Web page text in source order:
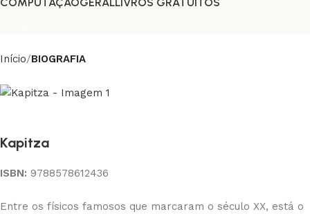
Início BIOGRAFIA
Kapitza
ISBN: 9788578612436
Entre os físicos famosos que marcaram o século XX, está o